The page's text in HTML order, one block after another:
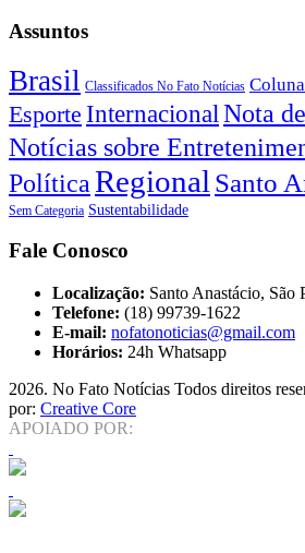
Assuntos
Brasil Classificados No Fato Notícias
Esporte Internacional Nota
Notícias sobre
Política Regional Santo
Sem Categoria Sustentabilidade
Fale Conosco
Localização: Santo Anastácio, São
Telefone: (18) 99739-1622
E-mail: nofatonoticias@gmail.com
Horários: 24h Whatsapp
2026. No Fato Notícias Todos direitos
por: Creative Core
APOIADO POR: